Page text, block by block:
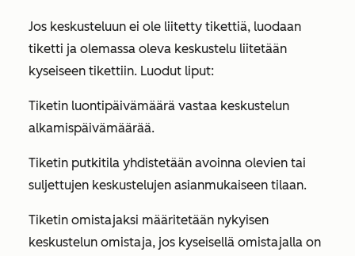
Jos keskusteluun ei ole liitetty tikettiä, luodaan
tiketti ja olemassa oleva keskustelu liitetään
kyseiseen tikettiin. Luodut liput:
Tiketin luontipäivämäärä vastaa keskustelun
alkamispäivämäärää.
Tiketin putkitila yhdistetään avoinna olevien tai
suljettujen keskustelujen asianmukaiseen tilaan.
Tiketin omistajaksi määritetään nykyisen
keskustelun omistaja, jos kyseisellä omistajalla on